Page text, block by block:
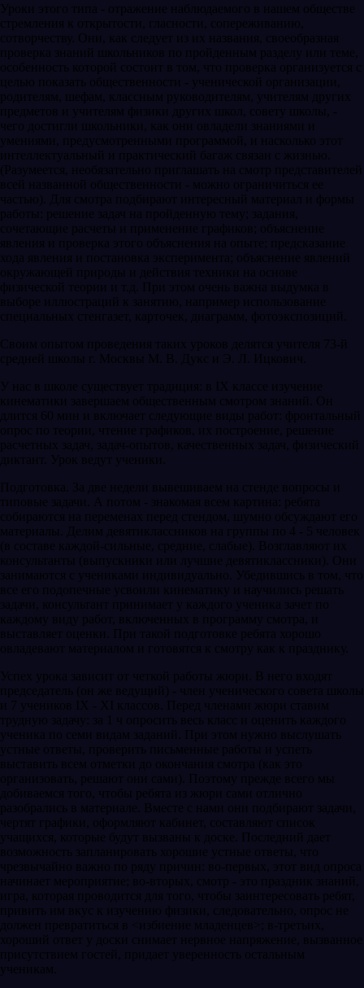
Уроки этого типа - отражение наблюдаемого в нашем обществе
стремления к открытости, гласности, сопереживанию,
сотворчеству. Они, как следует из их названия, своеобразная
проверка знаний школьников по пройденным разделу или теме,
особенность которой состоит в том, что проверка организуется с
целью показать общественности - ученической организации,
родителям, шефам, классным руководителям, учителям других
предметов и учителям физики других школ, совету школы, -
чего достигли школьники, как они овладели знаниями и
умениями, предусмотренными программой, и насколько этот
интеллектуальный и практический багаж связан с жизнью.
(Разумеется, необязательно приглашать на смотр представителей
всей названной общественности - можно ограничиться ее
частью). Для смотра подбирают интересный материал и формы
работы: решение задач на пройденную тему; задания,
сочетающие расчеты и применение графиков; объяснение
явления и проверка этого объяснения на опыте; предсказание
хода явления и постановка эксперимента; объяснение явлений
окружающей природы и действия техники на основе
физической теории и т.д. При этом очень важна выдумка в
выборе иллюстраций к занятию, например использование
специальных стенгазет, карточек, диаграмм, фотоэкспозиций.
Своим опытом проведения таких уроков делятся учителя 73-й
средней школы г. Москвы М. В. Дукс и Э. Л. Ицкович.
У нас в школе существует традиция: в IX классе изучение
кинематики завершаем общественным смотром знаний. Он
длится 60 мин и включает следующие виды работ: фронтальный
опрос по теории, чтение графиков, их построение, решение
расчетных задач, задач-опытов, качественных задач, физический
диктант. Урок ведут ученики.
Подготовка. За две недели вывешиваем на стенде вопросы и
типовые задачи. А потом - знакомая всем картина: ребята
собираются на переменах перед стендом, шумно обсуждают его
материалы. Делим девятиклассников на группы по 4 - 5 человек
(в составе каждой-сильные, средние, слабые). Возглавляют их
консультанты (выпускники или лучшие девятиклассники). Они
занимаются с учениками индивидуально. Убедившись в том, что
все его подопечные усвоили кинематику и научились решать
задачи, консультант принимает у каждого ученика зачет по
каждому виду работ, включенных в программу смотра, и
выставляет оценки. При такой подготовке ребята хорошо
овладевают материалом и готовятся к смотру как к празднику.
Успех урока зависит от четкой работы жюри. В него входят
председатель (он же ведущий) - член ученического совета школы
и 7 учеников IX - XI классов. Перед членами жюри ставим
трудную задачу: за 1 ч опросить весь класс и оценить каждого
ученика по семи видам заданий. При этом нужно выслушать
устные ответы, проверить письменные работы и успеть
выставить всем отметки до окончания смотра (как это
организовать, решают они сами). Поэтому прежде всего мы
добиваемся того, чтобы ребята из жюри сами отлично
разобрались в материале. Вместе с нами они подбирают задачи,
чертят графики, оформляют кабинет, составляют список
учащихся, которые будут вызваны к доске. Последний дает
возможность запланировать хорошие устные ответы, что
чрезвычайно важно по ряду причин: во-первых, этот вид опроса
начинает мероприятие; во-вторых, смотр - это праздник знаний,
игра, которая проводится для того, чтобы заинтересовать ребят,
привить им вкус к изучению физики, следовательно, опрос не
должен превратиться в <избиение младенцев>; в-третьих,
хороший ответ у доски снимает нервное напряжение, вызванное
присутствием гостей, придает уверенность остальным
ученикам.